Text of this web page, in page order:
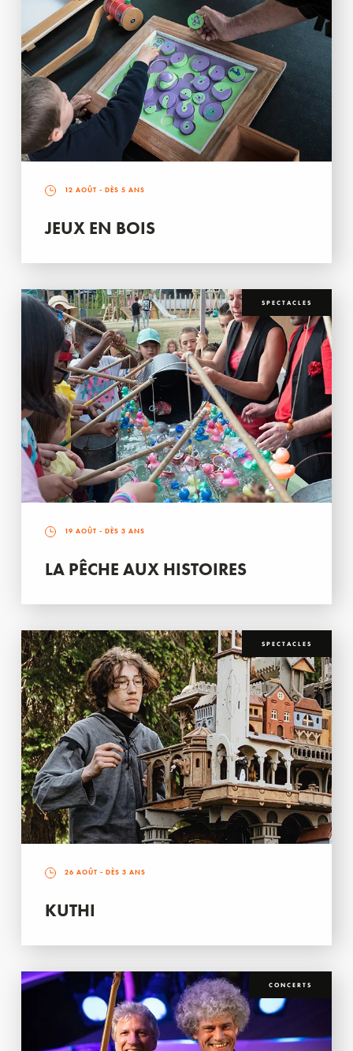
12 AOÛT - DÈS 5 ANS
JEUX EN BOIS
SPECTACLES
19 AOÛT - DÈS 3 ANS
LA PÊCHE AUX HISTOIRES
SPECTACLES
26 AOÛT - DÈS 3 ANS
KUTHI
CONCERTS